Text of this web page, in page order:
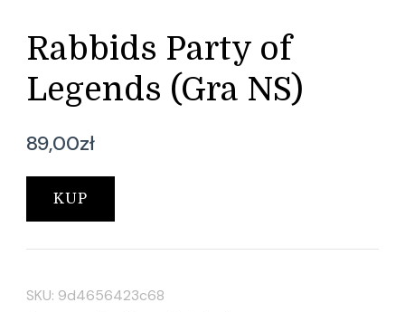
Rabbids Party of
Legends (Gra NS)
89,00zł
KUP
SKU: 9d4656423c68